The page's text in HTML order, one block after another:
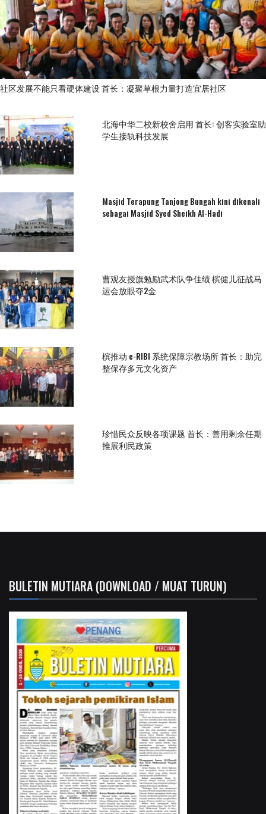
社区发展不能只看硬体建设 首长：凝聚草根力量打造宜居社区
北海中华二校新校舍启用 首长: 创客实验室助
学生接轨科技发展
Masjid Terapung Tanjong Bungah kini dikenali
sebagai Masjid Syed Sheikh Al-Hadi
曹观友授旗勉励武术队争佳绩 槟健儿征战马
运会放眼夺2金
槟推动 e-RIBI 系统保障宗教场所 首长：助完
整保存多元文化资产
珍惜民众反映各项课题 首长：善用剩余任期
推展利民政策
BULETIN MUTIARA (DOWNLOAD / MUAT TURUN)